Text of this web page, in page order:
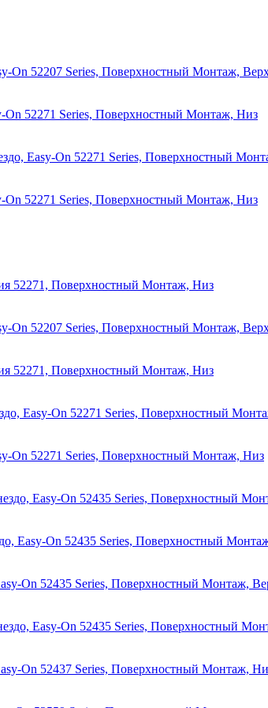
On 52207 Series, Поверхностный Монтаж,
On 52271 Series, Поверхностный Монтаж, Низ
Easy-On 52271 Series, Поверхностный
On 52271 Series, Поверхностный Монтаж, Низ
52271, Поверхностный Монтаж, Низ
On 52207 Series, Поверхностный Монтаж,
52271, Поверхностный Монтаж, Низ
Easy-On 52271 Series, Поверхностный
On 52271 Series, Поверхностный Монтаж, Низ
Easy-On 52435 Series, Поверхностный
Easy-On 52435 Series, Поверхностный
On 52435 Series, Поверхностный Монтаж,
Easy-On 52435 Series, Поверхностный
On 52437 Series, Поверхностный Монтаж,